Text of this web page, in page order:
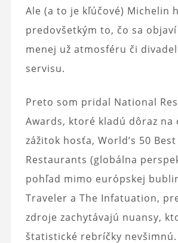
Ale (a to je kľúčové) Michelin
predovšetkým to, čo sa
menej už atmosféru či
servisu.
Preto som pridal National
Awards, ktoré kladú dôraz na
zážitok hosťa, World’s 50 Best
Restaurants (globálna
pohľad mimo európskej
Traveler a The Infatuation,
zdroje zachytávajú nuansy,
štatistické rebríčky nevšimnú.